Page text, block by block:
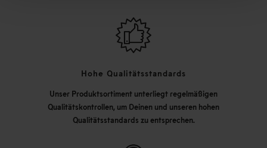
Hohe Qualitätsstandards
Unser Produktsortiment unterliegt regelmäßigen
Qualitätskontrollen, um Deinen und unseren hohen
Qualitätsstandards zu entsprechen.